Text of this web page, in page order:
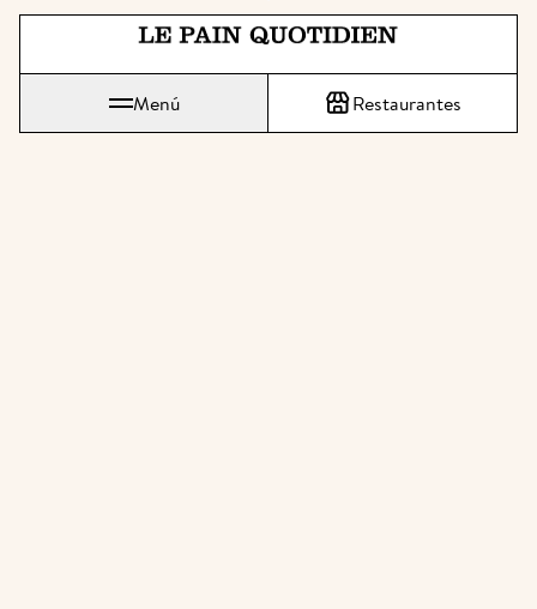
Ir directamente al contenido
Le Pain Quotidien significa: El pan de cada día
Menú Restaurantes